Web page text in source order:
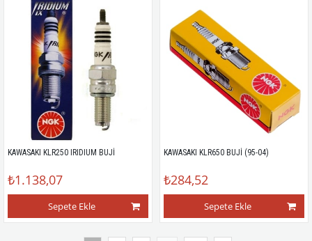
KAWASAKI KLR250 IRIDIUM BUJİ
₺1.138,07
Sepete Ekle
KAWASAKI KLR650 BUJİ (95-04)
₺284,52
Sepete Ekle